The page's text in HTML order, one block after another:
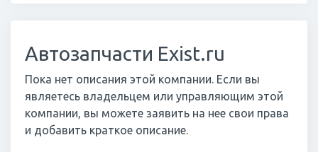
Автозапчасти Exist.ru
Пока нет описания этой компании. Если вы
являетесь владельцем или управляющим этой
компании, вы можете заявить на нее свои права
и добавить краткое описание.